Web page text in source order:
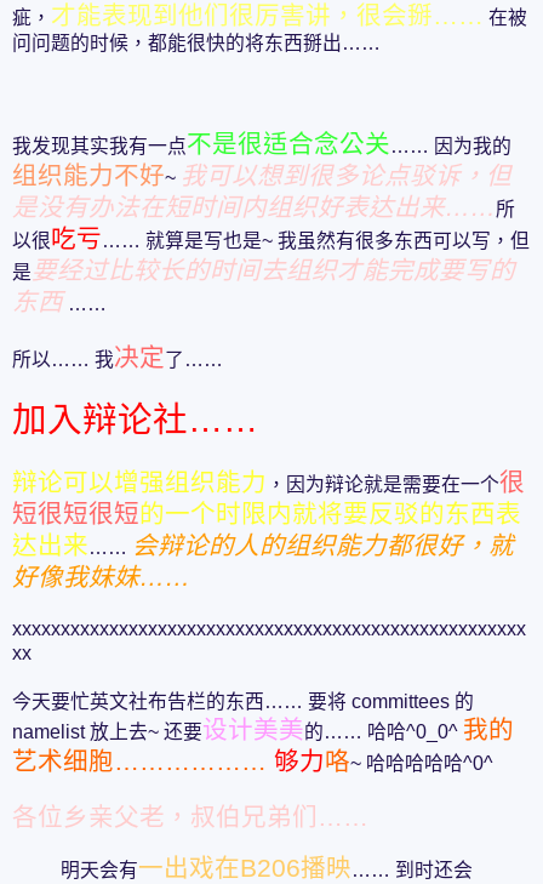
疵， 才能表现到他们很厉害讲，很会掰…… 在被
问问题的时候，都能很快的将东西掰出……
我发现其实我有一点不是很适合念公关…… 因为我的
组织能力不好~ 我可以想到很多论点驳诉，但
是没有办法在短时间内组织好表达出来…… 所
以很吃亏…… 就算是写也是~ 我虽然有很多东西可以写，但
是要经过比较长的时间去组织才能完成要写的
东西 ……
所以…… 我决定 了……
加入辩论社……
辩论可以增强组织能力 ，因为辩论就是需要在一个很
短很短很短的一个时限内就将要反驳的东西表
达出来…… 会辩论的人的组织能力都很好，就
好像我妹妹……
xxxxxxxxxxxxxxxxxxxxxxxxxxxxxxxxxxxxxxxxxxxxxxxxxxxxx
xx
今天要忙英文社布告栏的东西…… 要将 committees 的
namelist 放上去~ 还要设计美美的…… 哈哈^0_0^ 我的
艺术细胞……………… 够力咯~ 哈哈哈哈哈^0^
各位乡亲父老，叔伯兄弟们……
明天会有一出戏在B206播映…… 到时还会